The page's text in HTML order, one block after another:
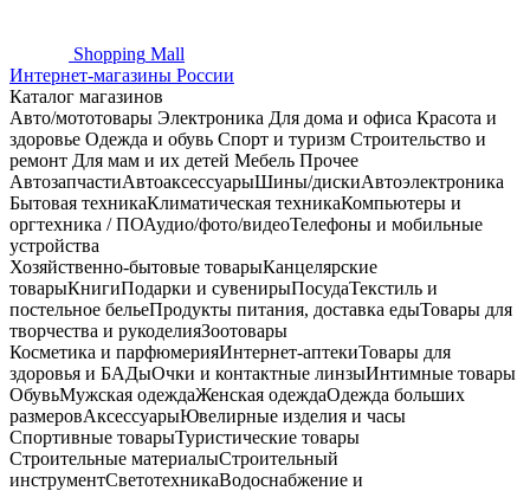
Shopping Mall
Интернет-магазины России
Каталог магазинов
Авто/мототовары Электроника Для дома и офиса Красота и
здоровье Одежда и обувь Спорт и туризм Строительство и
ремонт Для мам и их детей Мебель Прочее
АвтозапчастиАвтоаксессуарыШины/дискиАвтоэлектроника
Бытовая техникаКлиматическая техникаКомпьютеры и
оргтехника / ПОАудио/фото/видеоТелефоны и мобильные
устройства
Хозяйственно-бытовые товарыКанцелярские
товарыКнигиПодарки и сувенирыПосудаТекстиль и
постельное бельеПродукты питания, доставка едыТовары для
творчества и рукоделияЗоотовары
Косметика и парфюмерияИнтернет-аптекиТовары для
здоровья и БАДыОчки и контактные линзыИнтимные товары
ОбувьМужская одеждаЖенская одеждаОдежда больших
размеровАксессуарыЮвелирные изделия и часы
Спортивные товарыТуристические товары
Строительные материалыСтроительный
инструментСветотехникаВодоснабжение и